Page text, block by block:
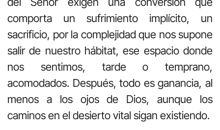
comporta un sufrimiento implícito, un
sacrificio, por la complejidad que nos supone
salir de nuestro hábitat, ese espacio donde
nos sentimos, tarde o temprano,
acomodados. Después, todo es ganancia, al
menos a los ojos de Dios, aunque los
caminos en el desierto vital sigan existiendo.